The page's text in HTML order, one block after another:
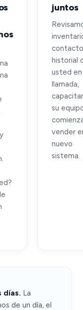
juntos
historial
usted en
llamada,
su
vender
nuevo
sistema.
días. La
de un día, el